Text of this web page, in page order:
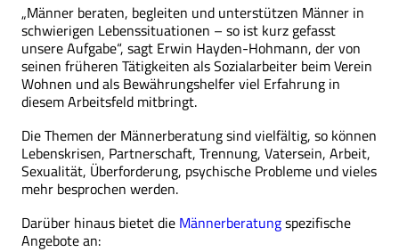
„Männer beraten, begleiten und unterstützen Männer in
schwierigen Lebenssituationen – so ist kurz gefasst
unsere Aufgabe“, sagt Erwin Hayden-Hohmann, der von
seinen früheren Tätigkeiten als Sozialarbeiter beim Verein
Wohnen und als Bewährungshelfer viel Erfahrung in
diesem Arbeitsfeld mitbringt.
Die Themen der Männerberatung sind vielfältig, so können
Lebenskrisen, Partnerschaft, Trennung, Vatersein, Arbeit,
Sexualität, Überforderung, psychische Probleme und vieles
mehr besprochen werden.
Darüber hinaus bietet die Männerberatungspezifische
Angebote an: